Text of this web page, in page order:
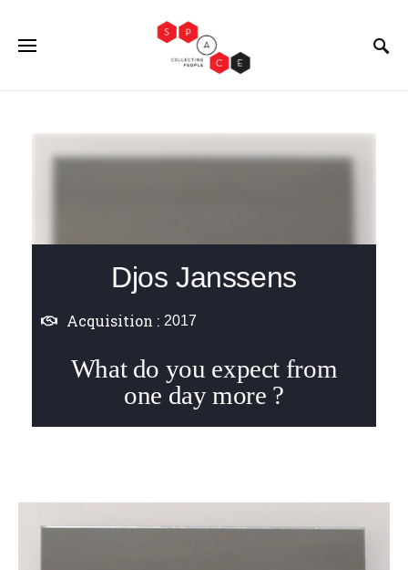
Djos Janssens
Acquisition : 2017
What do you expect from
one day more ?